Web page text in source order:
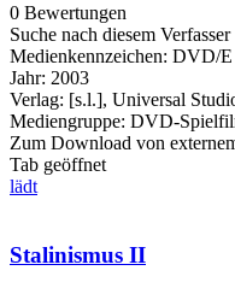
0 Bewertungen
Suche nach diesem Verfasser
Medienkennzeichen: DVD/E
Jahr: 2003
Verlag: [s.l.], Universal
Mediengruppe: DVD-
Zum Download von
Tab geöffnet
lädt
Stalinismus II